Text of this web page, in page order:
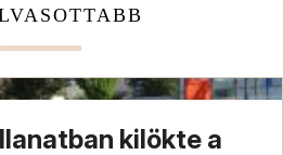
kilökte a